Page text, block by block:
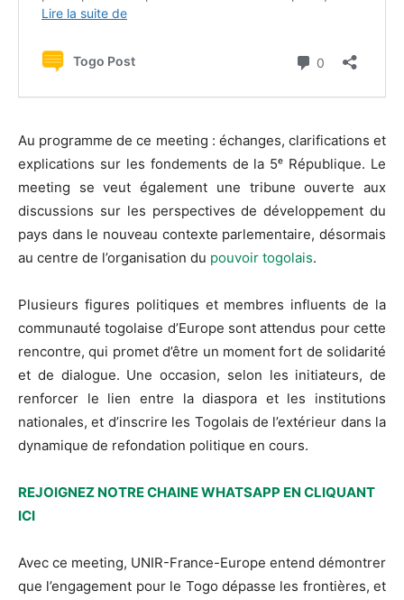
Au programme de ce meeting : échanges, clarifications et
explications sur les fondements de la 5ᵉ République. Le
meeting se veut également une tribune ouverte aux
discussions sur les perspectives de développement du
pays dans le nouveau contexte parlementaire, désormais
au centre de l’organisation du pouvoir togolais.
Plusieurs figures politiques et membres influents de la
communauté togolaise d’Europe sont attendus pour cette
rencontre, qui promet d’être un moment fort de solidarité
et de dialogue. Une occasion, selon les initiateurs, de
renforcer le lien entre la diaspora et les institutions
nationales, et d’inscrire les Togolais de l’extérieur dans la
dynamique de refondation politique en cours.
REJOIGNEZ NOTRE CHAINE WHATSAPP EN CLIQUANT
ICI
Avec ce meeting, UNIR-France-Europe entend démontrer
que l’engagement pour le Togo dépasse les frontières, et